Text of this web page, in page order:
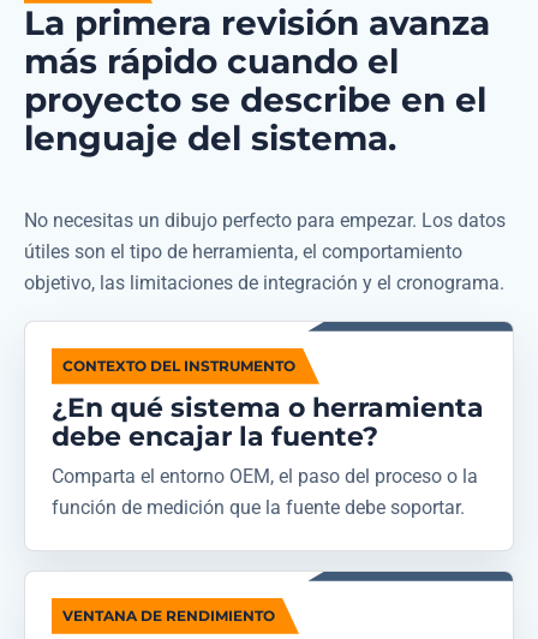
La primera revisión avanza
más rápido cuando el
proyecto se describe en el
lenguaje del sistema.
No necesitas un dibujo perfecto para empezar. Los datos
útiles son el tipo de herramienta, el comportamiento
objetivo, las limitaciones de integración y el cronograma.
CONTEXTO DEL INSTRUMENTO
¿En qué sistema o herramienta
debe encajar la fuente?
Comparta el entorno OEM, el paso del proceso o la
función de medición que la fuente debe soportar.
VENTANA DE RENDIMIENTO